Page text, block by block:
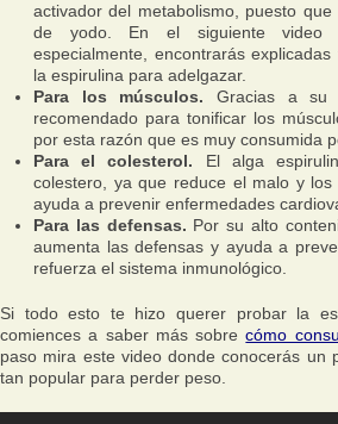
activador del metabolismo, puesto
de yodo. En el siguiente video
especialmente, encontrarás
la espirulina para adelgazar.
Para los músculos. Gracias a su
recomendado para tonificar los
por esta razón que es muy consumida
Para el colesterol. El alga
colestero, ya que reduce el malo y
ayuda a prevenir enfermedades
Para las defensas. Por su alto
aumenta las defensas y ayuda a
refuerza el sistema inmunológico.
Si todo esto te hizo querer probar la
comiences a saber más sobrecómo
paso mira este video donde conocerás un
tan popular para perder peso.